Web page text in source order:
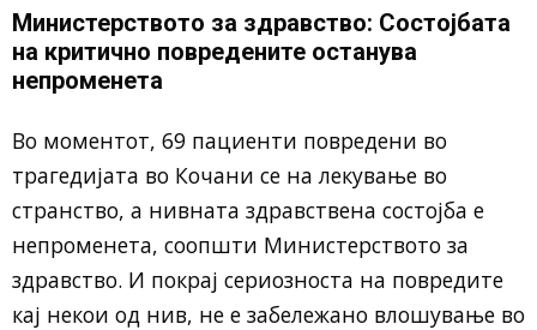
Министерството за здравство: Состојбата
на критично повредените останува
непроменета
Во моментот, 69 пациенти повредени во
трагедијата во Кочани се на лекување во
странство, а нивната здравствена состојба е
непроменета, соопшти Министерството за
здравство. И покрај сериозноста на повредите
кај некои од нив, не е забележано влошување во